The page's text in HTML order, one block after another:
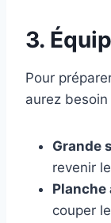
3.
Pour
aurez
Grande
revenir
Planche
couper